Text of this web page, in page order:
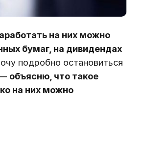
на них можно
бумаг, на дивидендах
подробно остановиться
объясню, что такое
на них можно